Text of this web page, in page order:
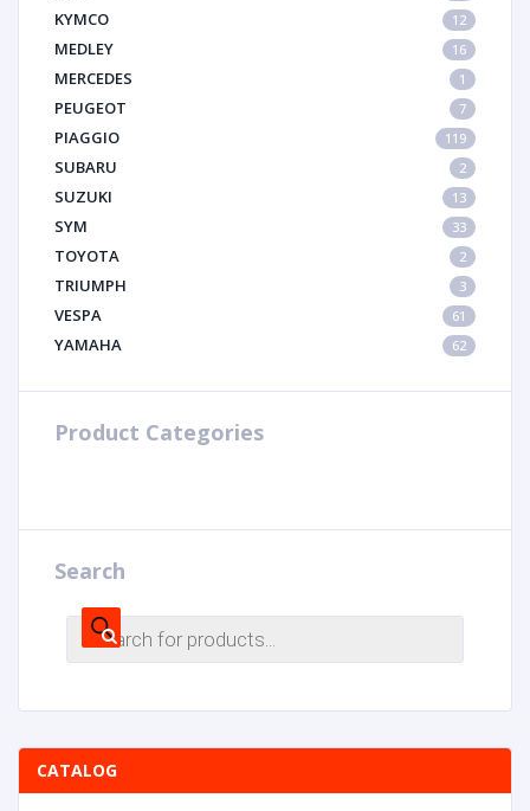
KYMCO 12
MEDLEY 16
MERCEDES 1
PEUGEOT 7
PIAGGIO 119
SUBARU 2
SUZUKI 13
SYM 33
TOYOTA 2
TRIUMPH 3
VESPA 61
YAMAHA 62
Product Categories
Search
CATALOG